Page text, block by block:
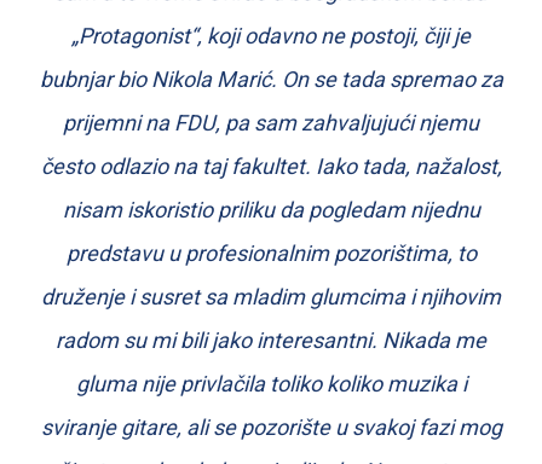
„Protagonist“, koji odavno ne postoji, čiji je
bubnjar bio Nikola Marić. On se tada spremao za
prijemni na FDU, pa sam zahvaljujući njemu
često odlazio na taj fakultet. Iako tada, nažalost,
nisam iskoristio priliku da pogledam nijednu
predstavu u profesionalnim pozorištima, to
druženje i susret sa mladim glumcima i njihovim
radom su mi bili jako interesantni. Nikada me
gluma nije privlačila toliko koliko muzika i
sviranje gitare, ali se pozorište u svakoj fazi mog